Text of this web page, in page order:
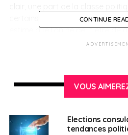
certains de ses acteurs, par
estime que l’on ne peut être de
que l’un d’entre eux peut, mais
moins français qu’un mono-
Rien n’est plus faux que cela. Je
française et la nationalité
CONTINUE
VOUS
Elections
tendances